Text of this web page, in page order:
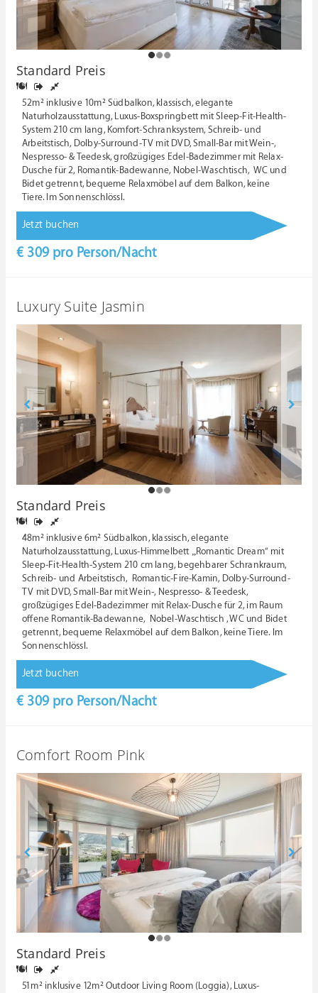
Standard Preis
52m² inklusive 10m² Südbalkon, klassisch, elegante
Naturholzausstattung, Luxus-Boxspringbett mit Sleep-Fit-Health-
System 210 cm lang, Komfort-Schranksystem, Schreib- und
Arbeitstisch, Dolby-Surround-TV mit DVD, Small-Bar mit Wein-,
Nespresso- & Teedesk, großzügiges Edel-Badezimmer mit Relax-
Dusche für 2, Romantik-Badewanne, Nobel-Waschtisch, WC und
Bidet getrennt, bequeme Relaxmöbel auf dem Balkon, keine
Tiere. Im Sonnenschlössl.
Jetzt buchen
€ 309 pro Person/Nacht
Luxury Suite Jasmin
Standard Preis
48m² inklusive 6m² Südbalkon, klassisch, elegante
Naturholzausstattung, Luxus-Himmelbett „Romantic Dream“ mit
Sleep-Fit-Health-System 210 cm lang, begehbarer Schrankraum,
Schreib- und Arbeitstisch, Romantic-Fire-Kamin, Dolby-Surround-
TV mit DVD, Small-Bar mit Wein-, Nespresso- & Teedesk,
großzügiges Edel-Badezimmer mit Relax-Dusche für 2, im Raum
offene Romantik-Badewanne, Nobel-Waschtisch , WC und Bidet
getrennt, bequeme Relaxmöbel auf dem Balkon, keine Tiere. Im
Sonnenschlössl.
Jetzt buchen
€ 309 pro Person/Nacht
Comfort Room Pink
Standard Preis
51m² inklusive 12m² Outdoor Living Room (Loggia), Luxus-